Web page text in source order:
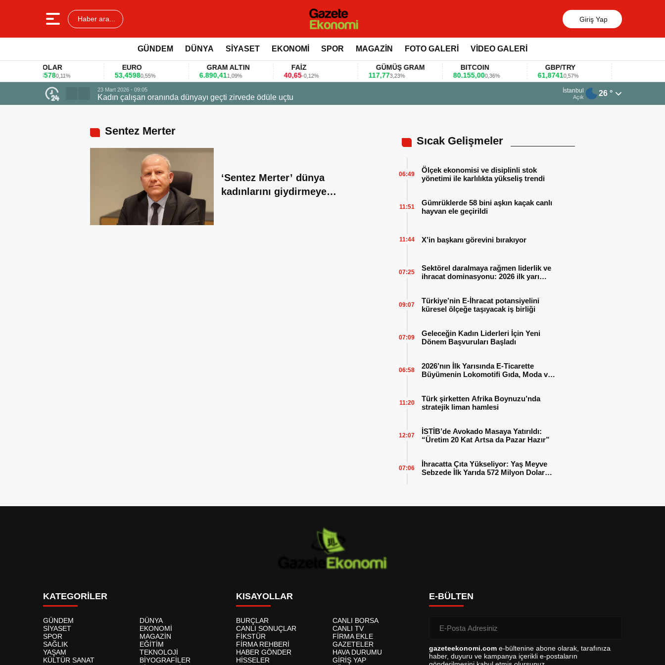
Haber ara... Giriş Yap
GÜNDEM DÜNYA SİYASET EKONOMİ SPOR MAGAZİN FOTO GALERİ VİDEO GALERİ
DOLAR
0,11%
EURO
53,45980,55%
GRAM ALTIN
6.890,411,09%
40,65-0,12%
GÜMÜŞ GRAM
117,773,23%
BITCOIN
80.155,000,36%
GBP/TRY
61,87410,57%
23 Mart 2026 - 09:05
Kadın çalışan oranında dünyayı geçti zirvede ödüle uçtu
23 Mart 2026 - 07:12
Firmalar gıda fuarlarını bu anket ile
İstanbul
Açık 26 °
Sentez Merter
‘Sentez Merter’ dünya
kadınlarını giydirmeye
Sıcak Gelişmeler
Ölçek ekonomisi ve disiplinli stok
yönetimi ile karlılıkta yükseliş trendi
06:49
Gümrüklerde 58 bini aşkın kaçak canlı
hayvan ele geçirildi
11:51
X’in başkanı görevini bırakıyor
11:44
Sektörel daralmaya rağmen liderlik ve
ihracat dominasyonu: 2026 ilk yarı
07:25
Türkiye’nin E-İhracat potansiyelini
küresel ölçeğe taşıyacak iş birliği
09:07
Geleceğin Kadın Liderleri İçin Yeni
Dönem Başvuruları Başladı
07:09
2026’nın İlk Yarısında E-Ticarette
Büyümenin Lokomotifi Gıda, Moda ve
06:58
Türk şirketten Afrika Boynuzu’nda
stratejik liman hamlesi
11:20
İSTİB’de Avokado Masaya Yatırıldı:
“Üretim 20 Kat Artsa da Pazar Hazır”
12:07
İhracatta Çıta Yükseliyor: Yaş Meyve
Sebzede İlk Yarıda 572 Milyon Dolar
07:06
KATEGORİLER
GÜNDEM
DÜNYA
SİYASET
EKONOMİ
SPOR
MAGAZİN
SAĞLIK
EĞİTİM
YAŞAM
TEKNOLOJİ
KÜLTÜR SANAT
BİYOGRAFİLER
KISAYOLLAR
BURÇLAR
CANLI BORSA
CANLI SONUÇLAR
CANLI TV
FİKSTÜR
FİRMA EKLE
FİRMA REHBERİ
GAZETELER
HABER GÖNDER
HAVA DURUMU
HİSSELER
GİRİŞ YAP
E-BÜLTEN
gazeteekonomi.com e-bültenine abone olarak, tarafınıza
haber, duyuru ve kampanya içerikli e-postaların